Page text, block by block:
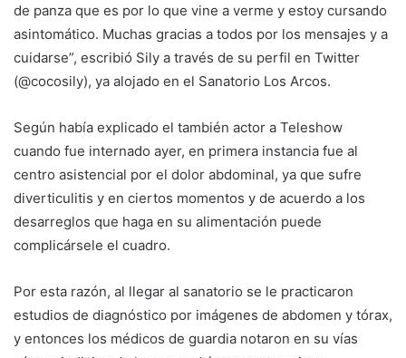
de panza que es por lo que vine a verme y estoy cursando
asintomático. Muchas gracias a todos por los mensajes y a
cuidarse”, escribió Sily a través de su perfil en Twitter
(@cocosily), ya alojado en el Sanatorio Los Arcos.
Según había explicado el también actor a Teleshow
cuando fue internado ayer, en primera instancia fue al
centro asistencial por el dolor abdominal, ya que sufre
diverticulitis y en ciertos momentos y de acuerdo a los
desarreglos que haga en su alimentación puede
complicársele el cuadro.
Por esta razón, al llegar al sanatorio se le practicaron
estudios de diagnóstico por imágenes de abdomen y tórax,
y entonces los médicos de guardia notaron en su vías